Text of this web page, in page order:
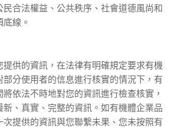
民合法權益、公共秩序、社會道德風尚和
線。
提供的資訊，在法律有明確規定要求有機
分使用者的信息進行核實的情況下，有
依法不時地對您的資訊進行檢查核實，
、真實、完整的資訊。如有機體企業品
次提供的資訊與您聯繫未果、您未按照有